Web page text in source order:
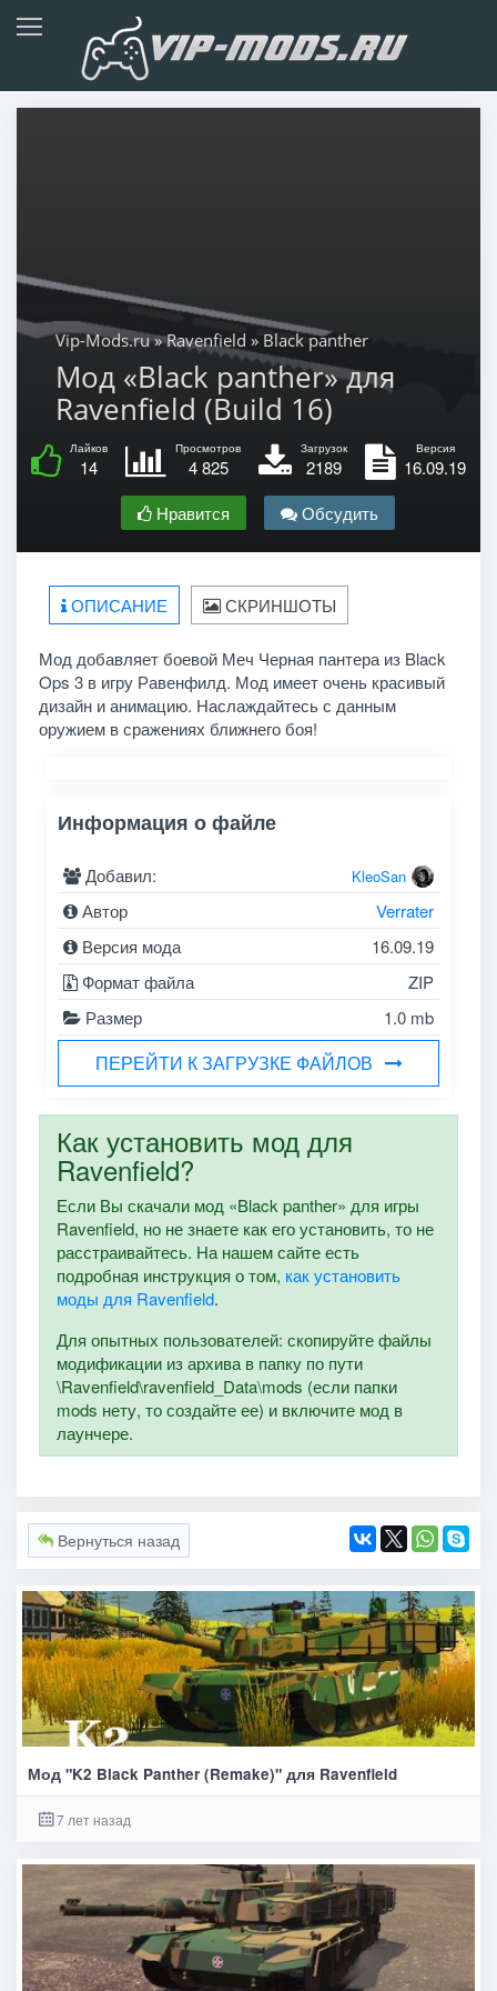
Vip-Mods.ru»Ravenfield » Black panther
Мод «Black panther» для
Ravenfield (Build 16)
Лайков
14
Просмотров
4 825
Загрузок
2189
Версия
16.09.19
Нравится
Обсудить
ОПИСАНИЕ СКРИНШОТЫ
Мод добавляет боевой Меч Черная пантера из Black
Ops 3 в игру Равенфилд. Мод имеет очень красивый
дизайн и анимацию. Наслаждайтесь с данным
оружием в сражениях ближнего боя!
Информация о файле
Добавил: KleoSan
Автор
Verrater
Версия мода
16.09.19
Формат файла
ZIP
Размер
1.0 mb
ПЕРЕЙТИ К ЗАГРУЗКЕ ФАЙЛОВ
Как установить мод для
Ravenfield?
Если Вы скачали мод «Black panther» для игры
Ravenfield, но не знаете как его установить, то не
расстраивайтесь. На нашем сайте есть
подробная инструкция о том, как установить
моды для Ravenfield.
Для опытных пользователей: скопируйте файлы
модификации из архива в папку по пути
\Ravenfield\ravenfield_Data\mods (если папки
mods нету, то создайте ее) и включите мод в
лаунчере.
Вернуться назад
Мод "K2 Black Panther (Remake)" для Ravenfield
7 лет назад